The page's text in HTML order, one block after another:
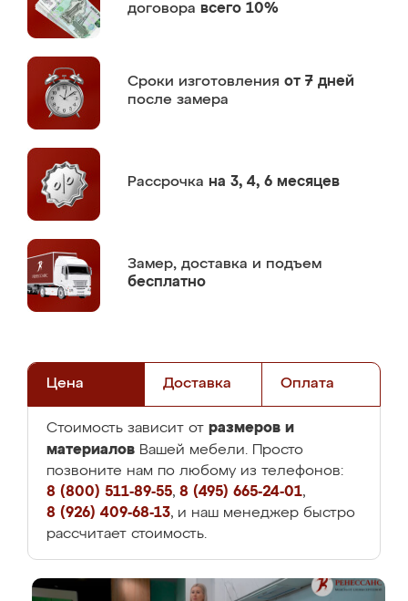
договора всего 10%
Сроки изготовления от 7 дней
после замера
Рассрочка на 3, 4, 6 месяцев
Замер, доставка и подъем
бесплатно
Цена Доставка Оплата
Стоимость зависит от размеров и
материалов Вашей мебели. Просто
позвоните нам по любому из телефонов:
8 (800) 511-89-55, 8 (495) 665-24-01,
8 (926) 409-68-13, и наш менеджер быстро
рассчитает стоимость.